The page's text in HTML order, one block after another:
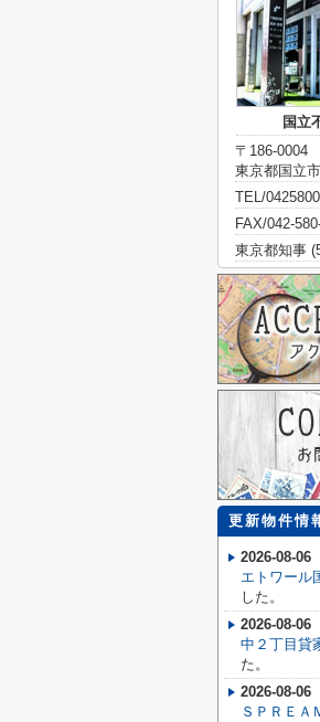
国立
〒186-0004
東京都国立
TEL/
FAX/042-
東京都知事
更新物件情
2026-08-06
エトワール
した。
2026-08-06
中２丁目貸
た。
2026-08-06
ＳＰＲＥＡ